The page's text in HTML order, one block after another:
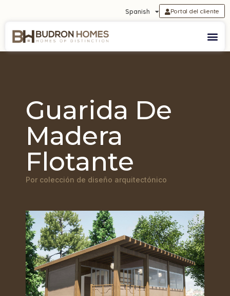
Spanish Portal del cliente
Guarida De
Madera
Flotante
Por colección de diseño arquitectónico